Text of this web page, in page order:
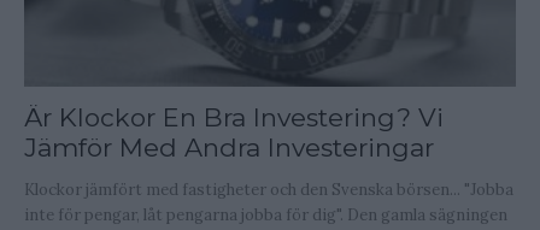
Är Klockor En Bra Investering? Vi
Jämför Med Andra Investeringar
Klockor jämfört med fastigheter och den Svenska börsen... "Jobba
inte för pengar, låt pengarna jobba för dig". Den gamla sägningen